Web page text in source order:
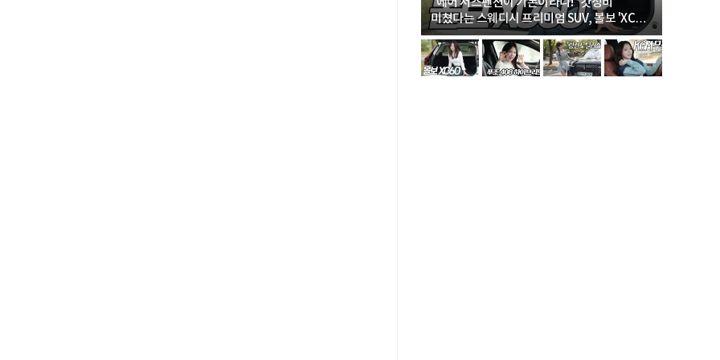
"에어 서스펜션이 기본이라니!" 갓성비
미쳤다는 스웨디시 프리미엄 SUV, 볼보 'XC60
B5 울트라'